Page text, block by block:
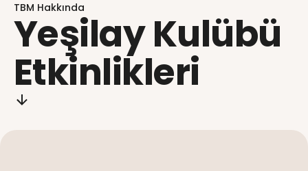
Öğrenciler için
Yetişkin ve Uygulayıcılar için
Uzaktan Eğitim
TBM Hakkında
Yeşilay Kulübü
Etkinlikleri